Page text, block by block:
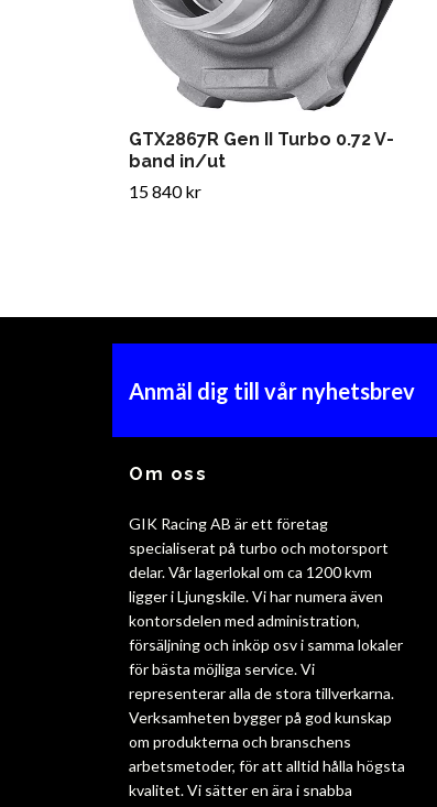
GTX2867R Gen II Turbo 0.72 V-
band in/ut
15 840 kr
Anmäl dig till vår nyhetsbrev
Om oss
GIK Racing AB är ett företag
specialiserat på turbo och motorsport
delar. Vår lagerlokal om ca 1200 kvm
ligger i Ljungskile. Vi har numera även
kontorsdelen med administration,
försäljning och inköp osv i samma lokaler
för bästa möjliga service. Vi
representerar alla de stora tillverkarna.
Verksamheten bygger på god kunskap
om produkterna och branschens
arbetsmetoder, för att alltid hålla högsta
kvalitet. Vi sätter en ära i snabba